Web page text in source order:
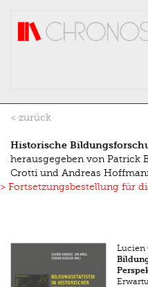
< zurück
Historische
herausgegeben von Patrick
Crotti und Andreas
> Fortsetzungsbestellung für
Lucien